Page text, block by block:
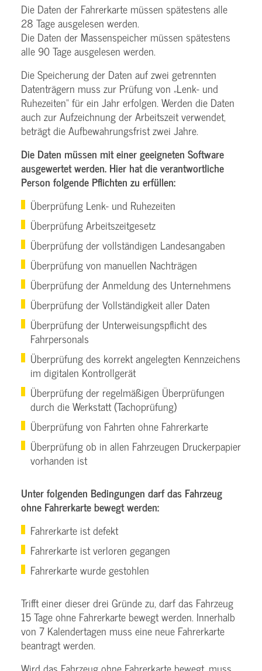
Die Daten der Fahrerkarte müssen spätestens alle
28 Tage ausgelesen werden.
Die Daten der Massenspeicher müssen spätestens
alle 90 Tage ausgelesen werden.
Die Speicherung der Daten auf zwei getrennten
Datenträgern muss zur Prüfung von „Lenk- und
Ruhezeiten“ für ein Jahr erfolgen. Werden die Daten
auch zur Aufzeichnung der Arbeitszeit verwendet,
beträgt die Aufbewahrungsfrist zwei Jahre.
Die Daten müssen mit einer geeigneten Software
ausgewertet werden. Hier hat die verantwortliche
Person folgende Pflichten zu erfüllen:
Überprüfung Lenk- und Ruhezeiten
Überprüfung Arbeitszeitgesetz
Überprüfung der vollständigen Landesangaben
Überprüfung von manuellen Nachträgen
Überprüfung der Anmeldung des Unternehmens
Überprüfung der Vollständigkeit aller Daten
Überprüfung der Unterweisungspflicht des
Fahrpersonals
Überprüfung des korrekt angelegten Kennzeichens
im digitalen Kontrollgerät
Überprüfung der regelmäßigen Überprüfungen
durch die Werkstatt (Tachoprüfung)
Überprüfung von Fahrten ohne Fahrerkarte
Überprüfung ob in allen Fahrzeugen Druckerpapier
vorhanden ist
Unter folgenden Bedingungen darf das Fahrzeug
ohne Fahrerkarte bewegt werden:
Fahrerkarte ist defekt
Fahrerkarte ist verloren gegangen
Fahrerkarte wurde gestohlen
Trifft einer dieser drei Gründe zu, darf das Fahrzeug
15 Tage ohne Fahrerkarte bewegt werden. Innerhalb
von 7 Kalendertagen muss eine neue Fahrerkarte
beantragt werden.